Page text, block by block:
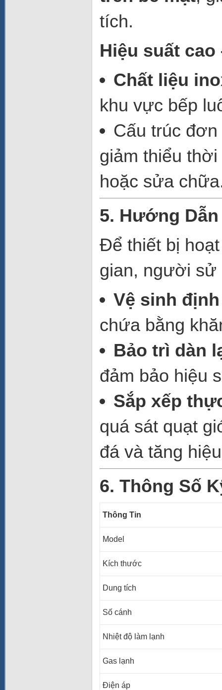
tích.
Hiệu suất
Chất liệu
khu vực bếp
Cấu trúc
giảm thiểu
hoặc sửa
5. Hướng
Để thiết bị
gian, người sử
Vệ sinh
chứa bằng
Bảo trì dàn
đảm bảo hiệu
Sắp xếp
quá sát quạt
đá và tăng
6. Thông Số
Thông Tin
Model
Kích thước
Dung tích
Số cánh
Nhiệt độ làm lạnh
Gas lạnh
Điện áp